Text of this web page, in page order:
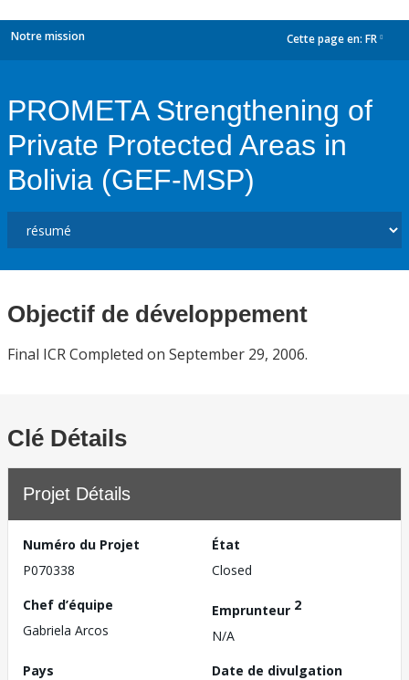
Notre mission Cette page en: FR
PROMETA Strengthening of
Private Protected Areas in
Bolivia (GEF-MSP)
Objectif de développement
Final ICR Completed on September 29, 2006.
Clé Détails
Projet Détails
Numéro du Projet
P070338
État
Closed
Chef d’équipe
Gabriela Arcos
Emprunteur 2
N/A
Pays
Date de divulgation